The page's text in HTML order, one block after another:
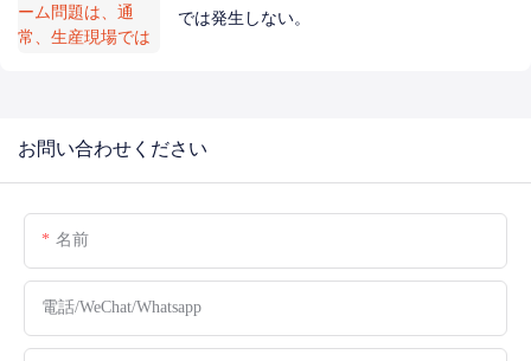
では発生しない。
お問い合わせください
名前
電話/WeChat/Whatsapp